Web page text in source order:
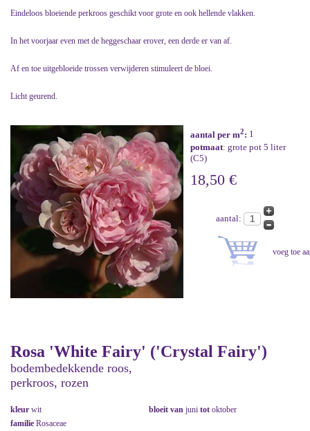
Eindeloos bloeiende perkroos geschikt voor grote en ook hellende vlakken.
In het voorjaar even met de heggeschaar erover, een derde er van af.
Af en toe uitgebloeide trossen verwijderen stimuleert de bloei.
Licht geurend.
aantal per m2: 1
potmaat: grote pot 5 liter
(C5)
18,50 €
aantal:
Rosa 'White Fairy' ('Crystal Fairy')
bodembedekkende roos,
perkroos, rozen
kleur wit bloeit van juni tot oktober
familie Rosaceae